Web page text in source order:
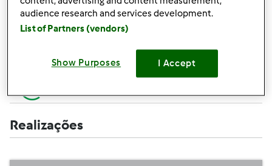
+1
ponto
Avaliar uma receita
Adicionar um amigo
ponto
Realizações
audience research and services development.
List of Partners (vendors)
Show Purposes I Accept